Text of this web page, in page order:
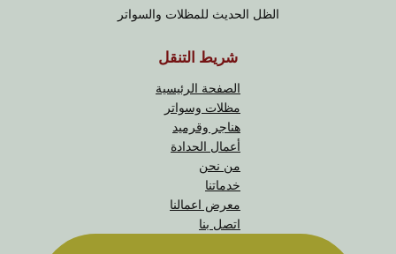
الظل الحديث للمظلات والسواتر
شريط التنقل
الصفحة الرئيسية
مظلات وسواتر
هناجر وقرميد
أعمال الحدادة
من نحن
خدماتنا
معرض اعمالنا
اتصل بنا